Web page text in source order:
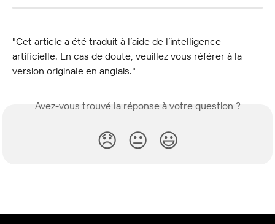
"Cet article a été traduit à l’aide de l’intelligence
artificielle. En cas de doute, veuillez vous référer à la
version originale en anglais."
Avez-vous trouvé la réponse à votre question ?
😞 😐 😃